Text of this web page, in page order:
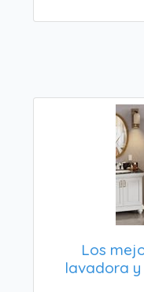
Los
lavadora